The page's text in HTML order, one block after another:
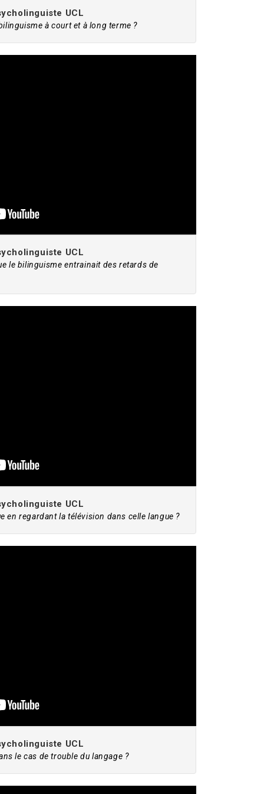
UCL
à court et à long terme ?
UCL
le bilinguisme entrainait des retards de
UCL
en regardant la télévision dans celle langue ?
UCL
le cas de trouble du langage ?